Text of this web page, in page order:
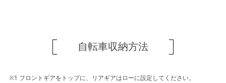
自転車収納方法
※1 フロントギアをトップに、リアギアはローに設定してください。